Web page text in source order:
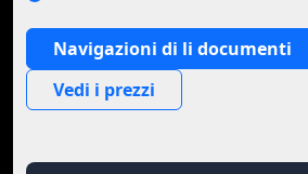
Navigazioni di li documenti
Vedi i prezzi